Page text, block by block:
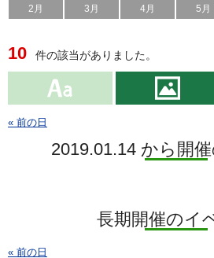
2月
3月 4月 5月
10 件の該当がありました。
« 前の日
2019.01.14 から開
長期開催のイ
« 前の日